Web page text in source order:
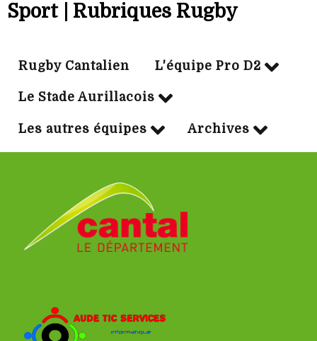
Sport | Rubriques Rugby
Rugby Cantalien L'équipe Pro D2
Le Stade Aurillacois
Les autres équipes Archives